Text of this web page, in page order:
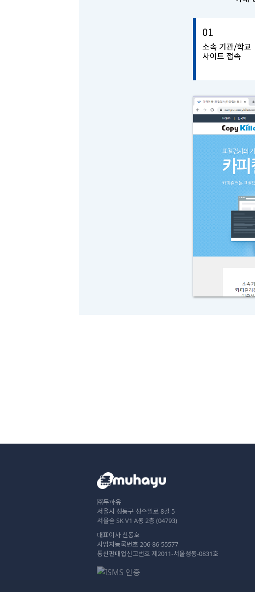
㈜무하유
서울시 성동구 성수일로 8길 5
서울숲 SK V1 A동 2층 (04793)
대표이사 신동호
사업자등록번호 206-86-55577
통신판매업신고번호 제2011-서울성동-0831호